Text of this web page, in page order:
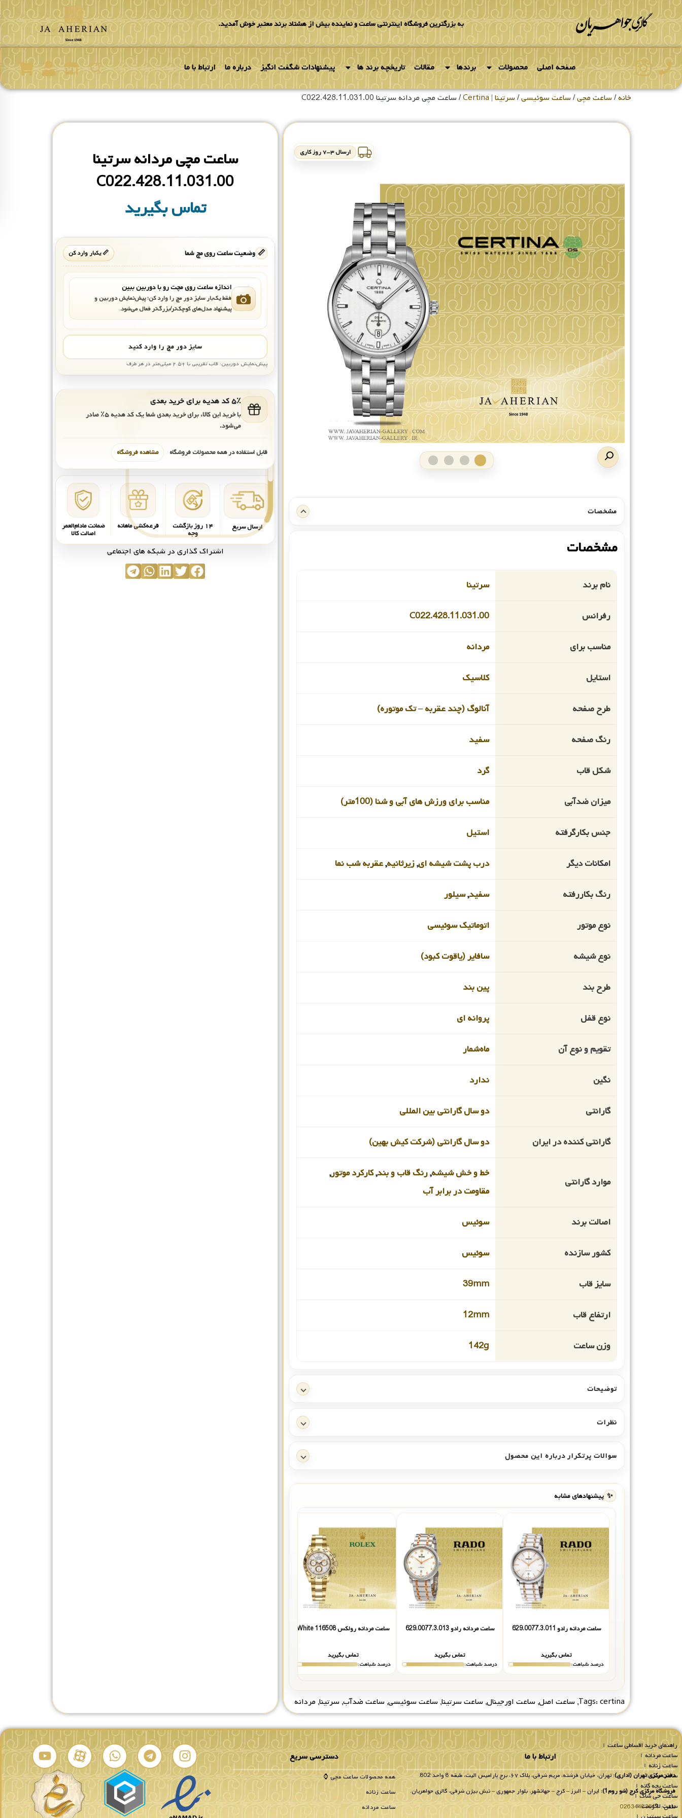
به بزرگترین فروشگاه اینترنتی ساعت و نماینده بیش از هشتاد برند معتبر خوش آمدید.
صفحه اصلی محصولات برندها مقالات تاریخچه برند ها پیشنهادات شگفت انگیز درباره ما ارتباط با ما
خانه/ساعت مچی/ساعت سوئیسی/سرتینا | Certina / ساعت مچی مردانه سرتینا C022.428.11.031.00
ارسال ۳-۷ روز کاری
مشخصات
مشخصات
نام برند سرتینا
رفرانس C022.428.11.031.00
مناسب برای مردانه
استایل کلاسیک
طرح صفحه آنالوگ (چند عقربه – تک موتوره)
رنگ صفحه سفید
شکل قاب گرد
میزان ضدآبی مناسب برای ورزش های آبی و شنا (100متر)
جنس بکارگرفته استیل
امکانات دیگر درب پشت شیشه ای,زیرثانیه,عقربه شب نما
رنگ بکاررفته سفید,سیلور
نوع موتور اتوماتیک سوئیسی
نوع شیشه سافایر (یاقوت کبود)
طرح بند پین بند
نوع قفل پروانه ای
تقویم و نوع آن ماه‌شمار
نگین ندارد
گارانتی دو سال گارانتی بین المللی
گارانتی کننده در ایران دو سال گارانتی (شرکت کیش بهین)
موارد گارانتی
خط و خش شیشه,رنگ قاب و بند,کارکرد موتور,
مقاومت در برابر آب
اصالت برند سوئیس
کشور سازنده سوئیس
سایز قاب 39mm
ارتفاع قاب 12mm
وزن ساعت 142g
توضیحات
نظرات
سوالات پرتکرار درباره این محصول
✨ پیشنهادهای مشابه
ساعت مردانه رادو 629.0077.3.011
تماس بگیرید
درصد شباهت:
ساعت مردانه رادو 629.0077.3.013
تماس بگیرید
درصد شباهت:
ساعت مردانه رولکس 116508 White
تماس بگیرید
درصد شباهت:
Tags: certina
, ساعت اصل, ساعت اورجینال, ساعت سرتینا, ساعت سوئیسی, ساعت ضدآب, سرتینا, مردانه
ساعت مچی مردانه سرتینا
C022.428.11.031.00
تماس بگیرید
📏 وضعیت ساعت روی مچ شما 📏 یکبار وارد کن
اندازه ساعت روی مچت رو با دوربین ببین
فقط یک‌بار سایز دور مچ را وارد کن؛ پیش‌نمایش دوربین و
پیشنهاد مدل‌های کوچک‌تر/بزرگ‌تر فعال می‌شود.
سایز دور مچ را وارد کنید
پیش‌نمایش دوربین: قاب تقریبی با +۲.۵ میلی‌متر در هر طرف
۵٪ کد هدیه برای خرید بعدی
با خرید این کالا، برای خرید بعدی شما یک کد هدیه۵٪ صادر
می‌شود.
قابل استفاده در همه محصولات فروشگاه مشاهده فروشگاه
ارسال سریع ۱۴ روز بازگشت
وجه
قرعه‌کشی ماهانه ضمانت مادام‌العمر
اصالت کالا
اشتراک گذاری در شبکه های اجتماعی
راهنمای خرید اقساطی ساعت
ساعت مردانه
ساعت زنانه
ساعت ست
ساعت بچه گانه
ساعت جی شاک
ساعت لاگوست
ارتباط با ما
دفتر مرکزی تهران (اداری):تهران، خیابان فرشته، مریم شرقی، پلاک ۶۷، برج پارامیس الیت، طبقه 8 واحد 802.
فروشگاه مرکزی کرج (شو روم1):
ایران – البرز – کرج – جهانشهر، بلوار جمهوری – نبش بیژن شرقی، گالری جواهریان.
تلفن :02634483611
دسترسی سریع
همه محصولات ساعت مچی ⌚
ساعت زنانه
ساعت مردانه